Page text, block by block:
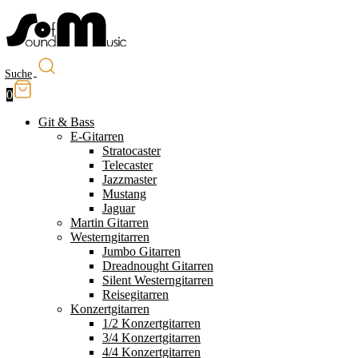
Suche
0
Git & Bass
E-Gitarren
Stratocaster
Telecaster
Jazzmaster
Mustang
Jaguar
Martin Gitarren
Westerngitarren
Jumbo Gitarren
Dreadnought Gitarren
Silent Westerngitarren
Reisegitarren
Konzertgitarren
1/2 Konzertgitarren
3/4 Konzertgitarren
4/4 Konzertgitarren